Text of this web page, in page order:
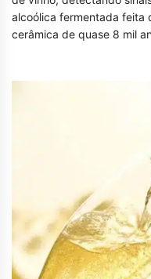
alcoólica fermentada feita
cerâmica de quase 8 mil